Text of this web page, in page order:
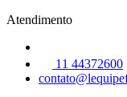
Atendimento
11 44372600